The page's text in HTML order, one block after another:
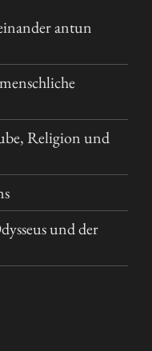
antun
Religion und
und der